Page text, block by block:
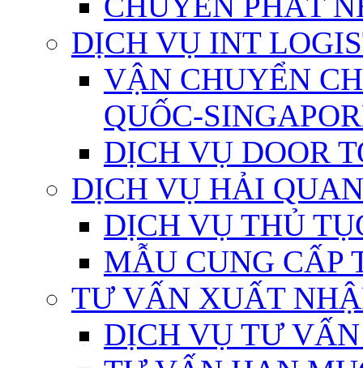
DỊCH VỤ INT
VẬN CHUYỂN
QUỐC-
DỊCH VỤ DOOR
DỊCH VỤ HẢI QUAN
DỊCH VỤ THỦ
MẪU CUNG CẤP
TƯ VẤN XUẤT
DỊCH VỤ TƯ